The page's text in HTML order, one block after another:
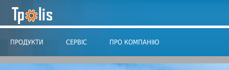
ПРОДУКТИ СЕРВІС ПРО КОМПАНІЮ